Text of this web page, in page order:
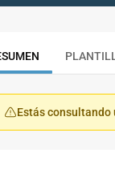
Estás